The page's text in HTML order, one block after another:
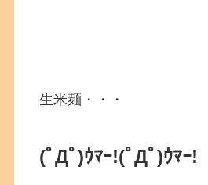
生米麺・・・
(ﾟДﾟ)ｳﾏｰ!(ﾟДﾟ)ｳﾏｰ!